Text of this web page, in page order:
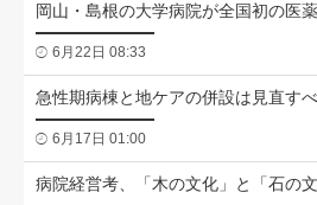
岡山・島根の大学病院が全国初の医
6月22日 08:33
急性期病棟と地ケアの併設は見直す
6月17日 01:00
病院経営考、「木の文化」と「石の文